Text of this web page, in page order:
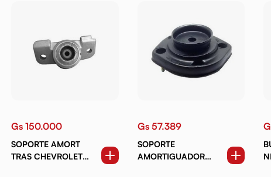
Gs 150.000
SOPORTE AMORT
TRAS CHEVROLET
Gs 57.389
SOPORTE
AMORTIGUADOR